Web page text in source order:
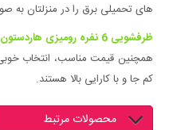
های تحمیلی برق را در منزلتان
ظرفشویی 6 نفره رومیزی هاردستون
همچنین قیمت مناسب، انتخاب
کم جا و با کارایی بالا هستند.
محصولات مرتبط